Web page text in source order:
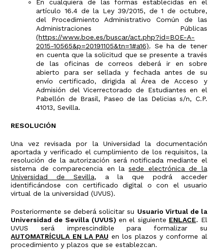
En cualquiera de las formas establecidas en el
artículo 16.4 de la Ley 39/2015, de 1 de octubre,
del Procedimiento Administrativo Común de las
Administraciones Públicas
(https://www.boe.es/buscar/act.php?id=BOE-A-
2015-10565&p=20191105&tn=1#a16). Se ha de tener
en cuenta que la solicitud que se presente a través
de las oficinas de correos deberá ir en sobre
abierto para ser sellada y fechada antes de su
envío certificado, dirigida al Área de Acceso y
Admisión del Vicerrectorado de Estudiantes en el
Pabellón de Brasil, Paseo de las Delicias s/n, C.P.
41013, Sevilla.
RESOLUCIÓN
Una vez revisada por la Universidad la documentación
aportada y verificado el cumplimiento de los requisitos, la
resolución de la autorización será notificada mediante el
sistema de comparecencia en lasede electrónica de la
Universidad de Sevilla, a la que podrá acceder
identificándose con certificado digital o con el usuario
virtual de la universidad (UVUS).
Posteriormente se deberá solicitar su Usuario Virtual de la
Universidad de Sevilla (UVUS) en el siguiente ENLACE. El
UVUS será imprescindible para formalizar su
AUTOMATRÍCULA EN LA PAU en los plazos y conforme al
procedimiento y plazos que se establezcan.